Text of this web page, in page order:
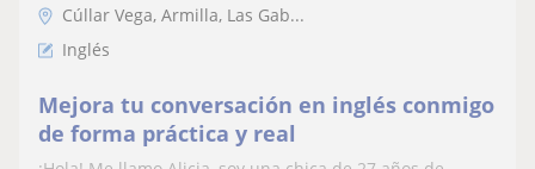
Cúllar Vega, Armilla, Las Gab...
Inglés
Mejora tu conversación en inglés conmigo
de forma práctica y real